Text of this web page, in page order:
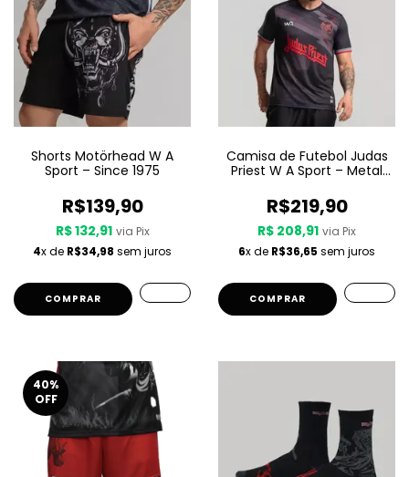
Shorts Motörhead W A
Sport – Since 1975
R$139,90
R$ 132,91 via Pix
4x de R$34,98 sem juros
COMPRAR
Camisa de Futebol Judas
Priest W A Sport – Metal
R$219,90
R$ 208,91 via Pix
6x de R$36,65 sem juros
COMPRAR
40%
OFF